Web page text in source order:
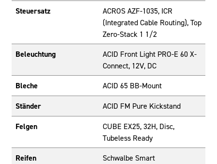
Steuersatz
ACROS AZF-1035, ICR
(Integrated Cable Routing), Top
Zero-Stack 1 1/2
Beleuchtung
ACID Front Light PRO-E 60 X-
Connect, 12V, DC
Bleche ACID 65 BB-Mount
Ständer ACID FM Pure Kickstand
Felgen
CUBE EX25, 32H, Disc,
Tubeless Ready
Reifen
Schwalbe Smart